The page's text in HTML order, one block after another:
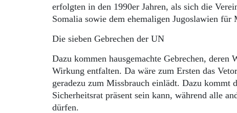
erfolgten in den 1990er Jahren, als sich die
Somalia sowie dem ehemaligen Jugoslawien
Die sieben Gebrechen der UN
Dazu kommen hausgemachte Gebrechen,
Wirkung entfalten. Da wäre zum Ersten das
geradezu zum Missbrauch einlädt. Dazu kommt
Sicherheitsrat präsent sein kann, während alle
dürfen.